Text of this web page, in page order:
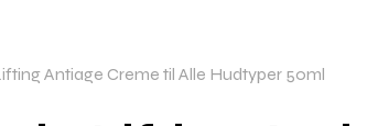
Antiage Creme til Alle Hudtyper 50ml